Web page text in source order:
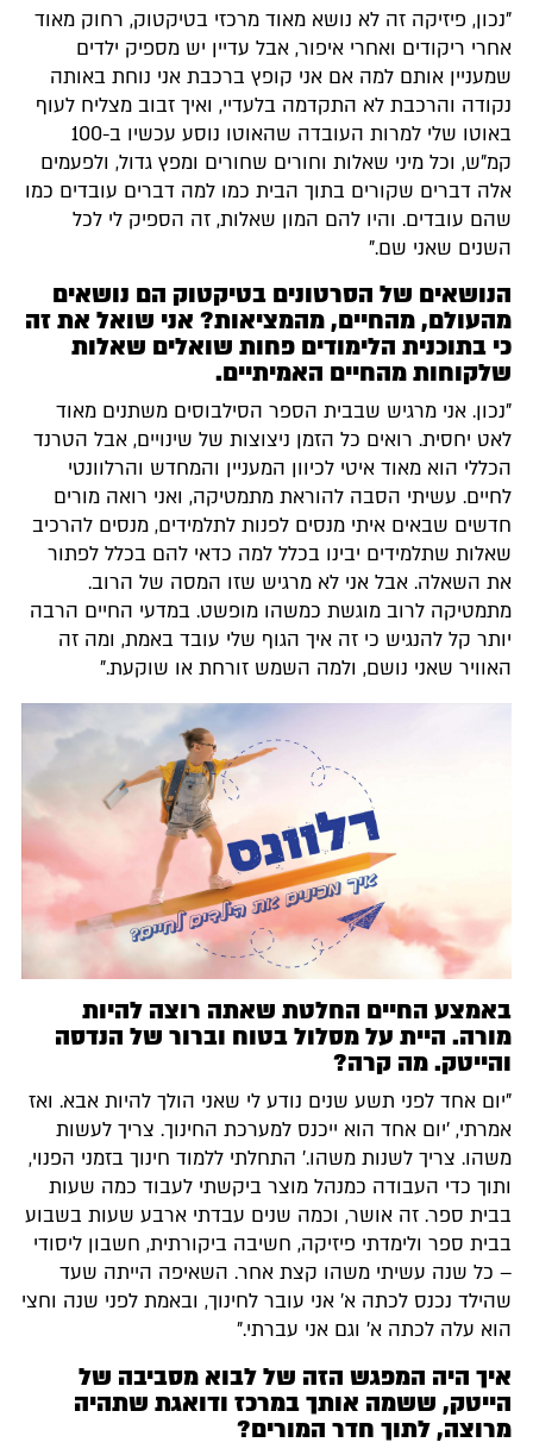
"נכון, פיזיקה זה לא נושא מאוד מרכזי בטיקטוק, רחוק מאוד
אחרי ריקודים ואחרי איפור, אבל עדיין יש מספיק ילדים
שמעניין אותם למה אם אני קופץ ברכבת אני נוחת באותה
נקודה והרכבת לא התקדמה בלעדיי, ואיך זבוב מצליח לעוף
באוטו שלי למרות העובדה שהאוטו נוסע עכשיו ב-100
קמ"ש, וכל מיני שאלות וחורים שחורים ומפץ גדול, ולפעמים
אלה דברים שקורים בתוך הבית כמו למה דברים עובדים כמו
שהם עובדים. והיו להם המון שאלות, זה הספיק לי לכל
השנים שאני שם."
הנושאים של הסרטונים בטיקטוק הם נושאים
מהעולם, מהחיים, מהמציאות? אני שואל את זה
כי בתוכנית הלימודים פחות שואלים שאלות
שלקוחות מהחיים האמיתיים.
"נכון. אני מרגיש שבבית הספר הסילבוסים משתנים מאוד
לאט יחסית. רואים כל הזמן ניצוצות של שינויים, אבל הטרנד
הכללי הוא מאוד איטי לכיוון המעניין והמחדש והרלוונטי
לחיים. עשיתי הסבה להוראת מתמטיקה, ואני רואה מורים
חדשים שבאים איתי מנסים לפנות לתלמידים, מנסים להרכיב
שאלות שתלמידים יבינו בכלל למה כדאי להם בכלל לפתור
את השאלה. אבל אני לא מרגיש שזו המסה של הרוב.
מתמטיקה לרוב מוגשת כמשהו מופשט. במדעי החיים הרבה
יותר קל להנגיש כי זה איך הגוף שלי עובד באמת, ומה זה
האוויר שאני נושם, ולמה השמש זורחת או שוקעת."
באמצע החיים החלטת שאתה רוצה להיות
מורה. היית על מסלול בטוח וברור של הנדסה
והייטק. מה קרה?
"יום אחד לפני תשע שנים נודע לי שאני הולך להיות אבא. ואז
אמרתי, 'יום אחד הוא ייכנס למערכת החינוך. צריך לעשות
משהו. צריך לשנות משהו.' התחלתי ללמוד חינוך בזמני הפנוי,
ותוך כדי העבודה כמנהל מוצר ביקשתי לעבוד כמה שעות
בבית ספר. זה אושר, וכמה שנים עבדתי ארבע שעות בשבוע
בבית ספר ולימדתי פיזיקה, חשיבה ביקורתית, חשבון ליסודי
– כל שנה עשיתי משהו קצת אחר. השאיפה הייתה שעד
שהילד נכנס לכתה א' אני עובר לחינוך, ובאמת לפני שנה וחצי
הוא עלה לכתה א' וגם אני עברתי."
איך היה המפגש הזה של לבוא מסביבה של
הייטק, ששמה אותך במרכז ודואגת שתהיה
מרוצה, לתוך חדר המורים?